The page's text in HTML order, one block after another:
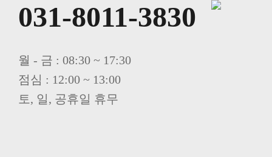
031-8011-3830
월 - 금 : 08:30 ~ 17:30
점심 : 12:00 ~ 13:00
토, 일, 공휴일 휴무